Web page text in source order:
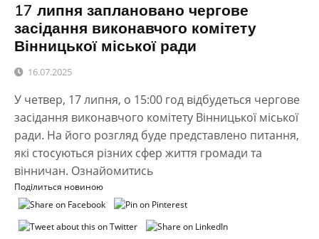
17 липня заплановано чергове
засідання виконавчого комітету
Вінницької міської ради
16.07.2025
У четвер, 17 липня, о 15:00 год відбудеться чергове
засідання виконавчого комітету Вінницької міської
ради. На його розгляд буде представлено питання,
які стосуються різних сфер життя громади та
вінничан. Ознайомитись
Поділиться новиною